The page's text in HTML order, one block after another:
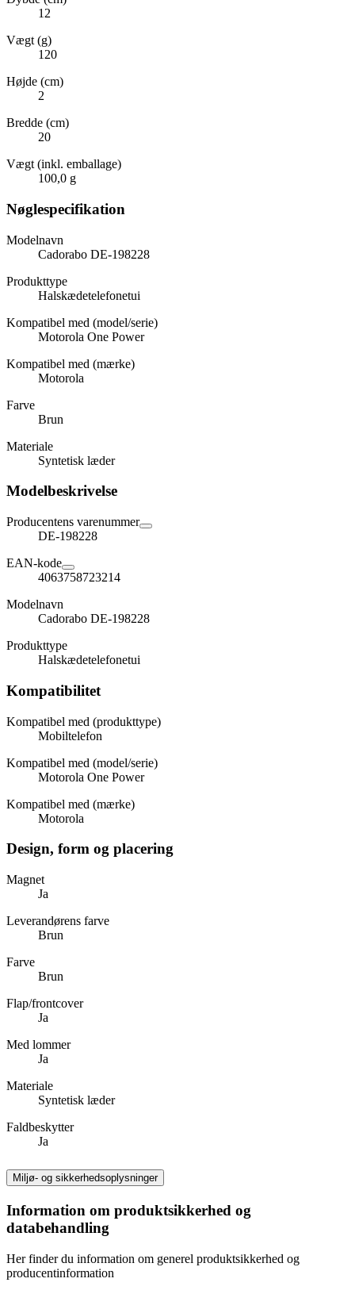
12
Vægt (g)
120
Højde (cm)
2
Bredde (cm)
20
Vægt (inkl. emballage)
100,0 g
Nøglespecifikation
Modelnavn
Cadorabo DE-198228
Produkttype
Halskædetelefonetui
Kompatibel med (model/serie)
Motorola One Power
Kompatibel med (mærke)
Motorola
Farve
Brun
Materiale
Syntetisk læder
Modelbeskrivelse
Producentens varenummer
DE-198228
EAN-kode
4063758723214
Modelnavn
Cadorabo DE-198228
Produkttype
Halskædetelefonetui
Kompatibilitet
Kompatibel med (produkttype)
Mobiltelefon
Kompatibel med (model/serie)
Motorola One Power
Kompatibel med (mærke)
Motorola
Design, form og placering
Magnet
Ja
Leverandørens farve
Brun
Farve
Brun
Flap/frontcover
Ja
Med lommer
Ja
Materiale
Syntetisk læder
Faldbeskytter
Ja
Miljø- og sikkerhedsoplysninger
Information om produktsikkerhed og
databehandling
Her finder du information om generel produktsikkerhed og
producentinformation